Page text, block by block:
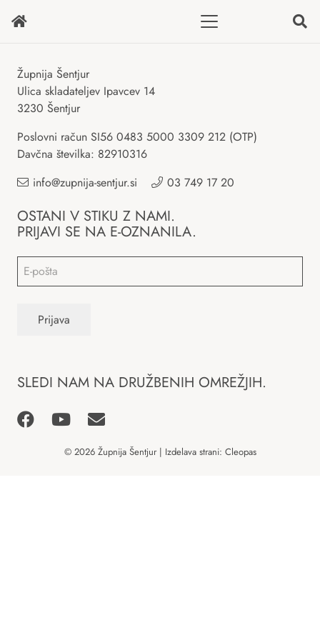
Župnija Šentjur
Ulica skladateljev Ipavcev 14
3230 Šentjur
Poslovni račun SI56 0483 5000 3309 212 (OTP)
Davčna številka: 82910316
info@zupnija-sentjur.si
03 749 17 20
OSTANI V STIKU Z NAMI.
PRIJAVI SE NA E-OZNANILA.
Email *
Prijava
SLEDI NAM NA DRUŽBENIH OMREŽJIH.
© 2026 Župnija Šentjur | Izdelava strani: Cleopas